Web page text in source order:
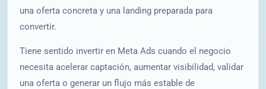
una oferta concreta y una landing preparada para
convertir.
Tiene sentido invertir en Meta Ads cuando el negocio
necesita acelerar captación, aumentar visibilidad, validar
una oferta o generar un flujo más estable de